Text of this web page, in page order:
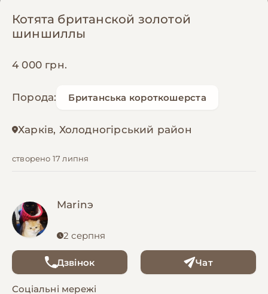
Котята британской золотой
шиншиллы
4 000 грн.
Порода: Британська короткошерста
Харків, Холодногірський район
створено 17 липня
Marinэ
2 серпня
Дзвінок Чат
Соціальні мережі